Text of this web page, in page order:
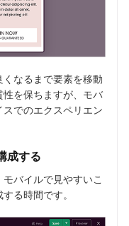
なるまで要素を移動
を保ちますが、モバ
でのエクスペリエン
成する
バイルで見やすいこ
る時間です。